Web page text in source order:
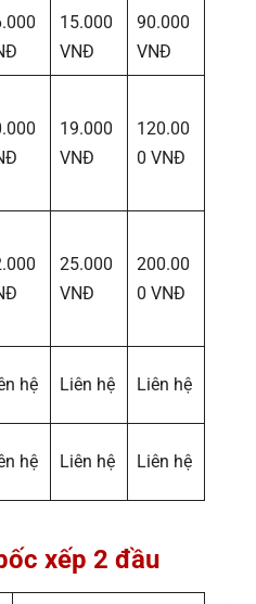
15.000
VNĐ
90.000
VNĐ
19.000
VNĐ
120.00
0 VNĐ
25.000
VNĐ
200.00
0 VNĐ
hệ Liên hệ Liên hệ
hệ Liên hệ Liên hệ
xếp 2 đầu